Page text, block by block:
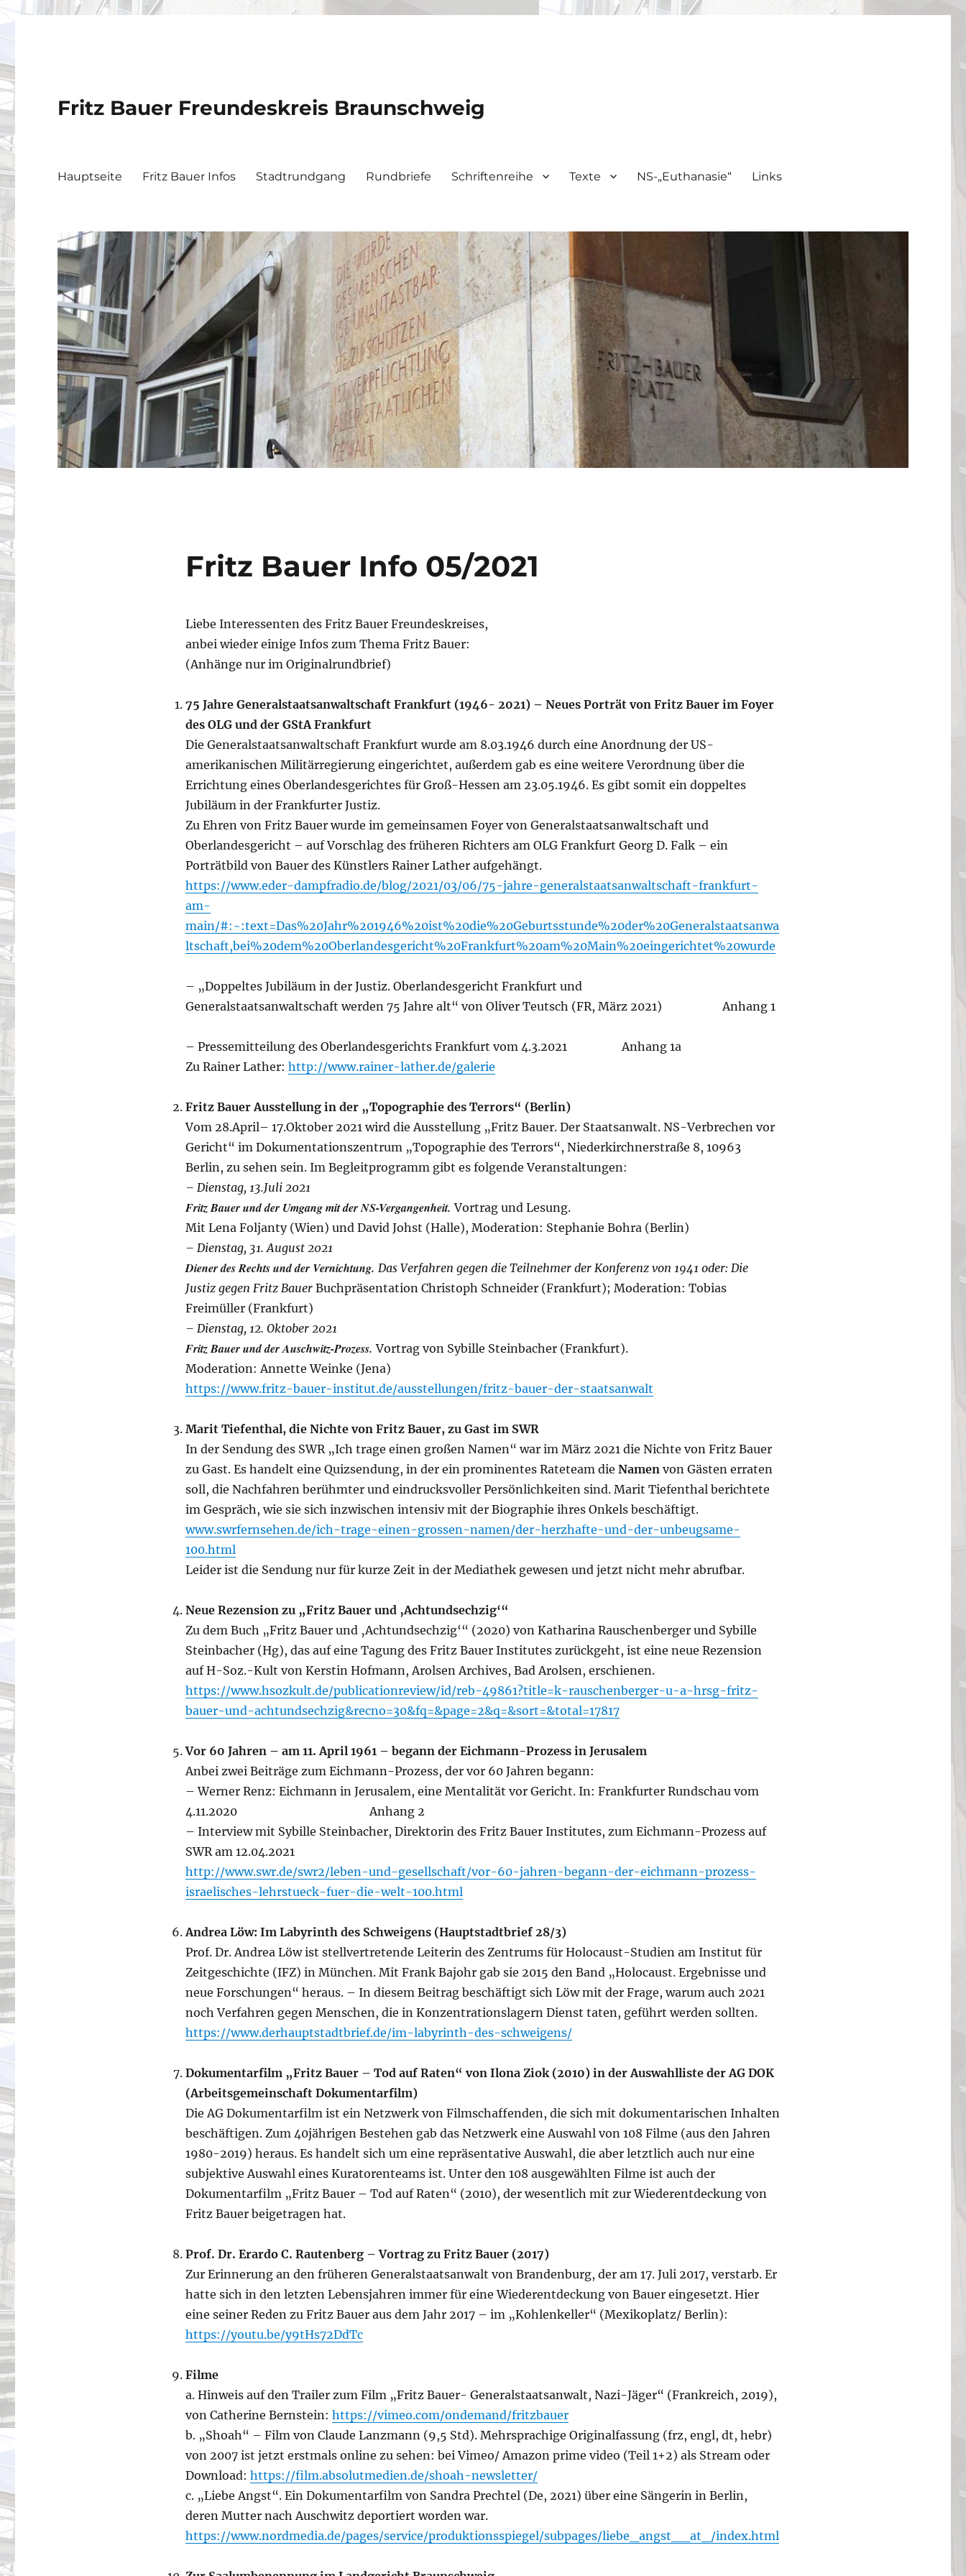
Fritz Bauer Freundeskreis Braunschweig
Hauptseite Fritz Bauer Infos Stadtrundgang Rundbriefe Schriftenreihe Texte NS-„Euthanasie“ Links
Fritz Bauer Info 05/2021
Liebe Interessenten des Fritz Bauer Freundeskreises,
anbei wieder einige Infos zum Thema Fritz Bauer:
(Anhänge nur im Originalrundbrief)
75 Jahre Generalstaatsanwaltschaft Frankfurt (1946- 2021) – Neues Porträt von Fritz Bauer im Foyer
des OLG und der GStA Frankfurt
Die Generalstaatsanwaltschaft Frankfurt wurde am 8.03.1946 durch eine Anordnung der US-
amerikanischen Militärregierung eingerichtet, außerdem gab es eine weitere Verordnung über die
Errichtung eines Oberlandesgerichtes für Groß-Hessen am 23.05.1946. Es gibt somit ein doppeltes
Jubiläum in der Frankfurter Justiz.
Zu Ehren von Fritz Bauer wurde im gemeinsamen Foyer von Generalstaatsanwaltschaft und
Oberlandesgericht – auf Vorschlag des früheren Richters am OLG Frankfurt Georg D. Falk – ein
Porträtbild von Bauer des Künstlers Rainer Lather aufgehängt.
https://www.eder-dampfradio.de/blog/2021/03/06/75-jahre-generalstaatsanwaltschaft-frankfurt-
am-
main/#:~:text=Das%20Jahr%201946%20ist%20die%20Geburtsstunde%20der%20Generalstaatsanwa
ltschaft,bei%20dem%20Oberlandesgericht%20Frankfurt%20am%20Main%20eingerichtet%20wurde
– „Doppeltes Jubiläum in der Justiz. Oberlandesgericht Frankfurt und
Generalstaatsanwaltschaft werden 75 Jahre alt“ von Oliver Teutsch (FR, März 2021) Anhang 1
– Pressemitteilung des Oberlandesgerichts Frankfurt vom 4.3.2021 Anhang 1a
Zu Rainer Lather: http://www.rainer-lather.de/galerie
Fritz Bauer Ausstellung in der „Topographie des Terrors“ (Berlin)
Vom 28.April– 17.Oktober 2021 wird die Ausstellung „Fritz Bauer. Der Staatsanwalt. NS-Verbrechen vor
Gericht“ im Dokumentationszentrum „Topographie des Terrors“, Niederkirchnerstraße 8, 10963
Berlin, zu sehen sein. Im Begleitprogramm gibt es folgende Veranstaltungen:
– Dienstag, 13.Juli 2021
Fritz Bauer und der Umgang mit der NS-Vergangenheit.Vortrag und Lesung.
Mit Lena Foljanty (Wien) und David Johst (Halle), Moderation: Stephanie Bohra (Berlin)
– Dienstag, 31. August 2021
Diener des Rechts und der Vernichtung. Das Verfahren gegen die Teilnehmer der Konferenz von 1941 oder: Die
Justiz gegen Fritz Bauer Buchpräsentation Christoph Schneider (Frankfurt); Moderation: Tobias
Freimüller (Frankfurt)
– Dienstag, 12. Oktober 2021
Fritz Bauer und der Auschwitz-Prozess.Vortrag von Sybille Steinbacher (Frankfurt).
Moderation: Annette Weinke (Jena)
https://www.fritz-bauer-institut.de/ausstellungen/fritz-bauer-der-staatsanwalt
Marit Tiefenthal, die Nichte von Fritz Bauer, zu Gast im SWR
In der Sendung des SWR „Ich trage einen großen Namen“ war im März 2021 die Nichte von Fritz Bauer
zu Gast. Es handelt eine Quizsendung, in der ein prominentes Rateteam die Namenvon Gästen erraten
soll, die Nachfahren berühmter und eindrucksvoller Persönlichkeiten sind. Marit Tiefenthal berichtete
im Gespräch, wie sie sich inzwischen intensiv mit der Biographie ihres Onkels beschäftigt.
www.swrfernsehen.de/ich-trage-einen-grossen-namen/der-herzhafte-und-der-unbeugsame-
100.html
Leider ist die Sendung nur für kurze Zeit in der Mediathek gewesen und jetzt nicht mehr abrufbar.
Neue Rezension zu „Fritz Bauer und ‚Achtundsechzig‘“
Zu dem Buch „Fritz Bauer und ‚Achtundsechzig‘“ (2020) von Katharina Rauschenberger und Sybille
Steinbacher (Hg), das auf eine Tagung des Fritz Bauer Institutes zurückgeht, ist eine neue Rezension
auf H-Soz.-Kult von Kerstin Hofmann, Arolsen Archives, Bad Arolsen, erschienen.
https://www.hsozkult.de/publicationreview/id/reb-49861?title=k-rauschenberger-u-a-hrsg-fritz-
bauer-und-achtundsechzig&recno=30&fq=&page=2&q=&sort=&total=17817
Vor 60 Jahren – am 11. April 1961 – begann der Eichmann-Prozess in Jerusalem
Anbei zwei Beiträge zum Eichmann-Prozess, der vor 60 Jahren begann:
– Werner Renz: Eichmann in Jerusalem, eine Mentalität vor Gericht. In: Frankfurter Rundschau vom
4.11.2020 Anhang 2
– Interview mit Sybille Steinbacher, Direktorin des Fritz Bauer Institutes, zum Eichmann-Prozess auf
SWR am 12.04.2021
http://www.swr.de/swr2/leben-und-gesellschaft/vor-60-jahren-begann-der-eichmann-prozess-
israelisches-lehrstueck-fuer-die-welt-100.html
Andrea Löw: Im Labyrinth des Schweigens (Hauptstadtbrief 28/3)
Prof. Dr. Andrea Löw ist stellvertretende Leiterin des Zentrums für Holocaust-Studien am Institut für
Zeitgeschichte (IFZ) in München. Mit Frank Bajohr gab sie 2015 den Band „Holocaust. Ergebnisse und
neue Forschungen“ heraus. – In diesem Beitrag beschäftigt sich Löw mit der Frage, warum auch 2021
noch Verfahren gegen Menschen, die in Konzentrationslagern Dienst taten, geführt werden sollten.
https://www.derhauptstadtbrief.de/im-labyrinth-des-schweigens/
Dokumentarfilm „Fritz Bauer – Tod auf Raten“ von Ilona Ziok (2010) in der Auswahlliste derAG DOK
(Arbeitsgemeinschaft Dokumentarfilm)
Die AG Dokumentarfilm ist ein Netzwerk von Filmschaffenden, die sich mit dokumentarischen Inhalten
beschäftigen. Zum 40jährigen Bestehen gab das Netzwerk eine Auswahl von 108 Filme (aus den Jahren
1980-2019) heraus. Es handelt sich um eine repräsentative Auswahl, die aber letztlich auch nur eine
subjektive Auswahl eines Kuratorenteams ist. Unter den 108 ausgewählten Filme ist auch der
Dokumentarfilm „Fritz Bauer – Tod auf Raten“ (2010), der wesentlich mit zur Wiederentdeckung von
Fritz Bauer beigetragen hat.
Prof. Dr. Erardo C. Rautenberg – Vortrag zu Fritz Bauer (2017)
Zur Erinnerung an den früheren Generalstaatsanwalt von Brandenburg, der am 17. Juli 2017, verstarb. Er
hatte sich in den letzten Lebensjahren immer für eine Wiederentdeckung von Bauer eingesetzt. Hier
eine seiner Reden zu Fritz Bauer aus dem Jahr 2017 – im „Kohlenkeller“ (Mexikoplatz/ Berlin):
https://youtu.be/y9tHs72DdTc
Filme
a. Hinweis auf den Trailer zum Film „Fritz Bauer- Generalstaatsanwalt, Nazi-Jäger“ (Frankreich, 2019),
von Catherine Bernstein: https://vimeo.com/ondemand/fritzbauer
b. „Shoah“ – Film von Claude Lanzmann (9,5 Std). Mehrsprachige Originalfassung (frz, engl, dt, hebr)
von 2007 ist jetzt erstmals online zu sehen: bei Vimeo/ Amazon prime video (Teil 1+2) als Stream oder
Download: https://film.absolutmedien.de/shoah-newsletter/
c. „Liebe Angst“. Ein Dokumentarfilm von Sandra Prechtel (De, 2021) über eine Sängerin in Berlin,
deren Mutter nach Auschwitz deportiert worden war.
https://www.nordmedia.de/pages/service/produktionsspiegel/subpages/liebe_angst__at_/index.html